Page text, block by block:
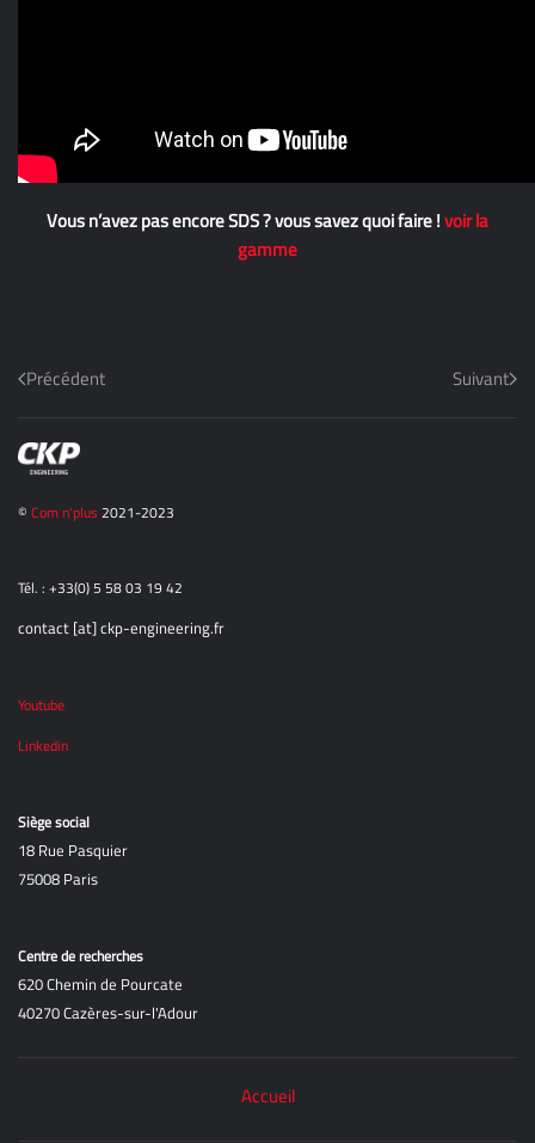
Vous n’avez pas encore SDS ? vous savez quoi faire !voir la
gamme
Précédent Suivant
© Com n'plus 2021-2023
Tél. : +33(0) 5 58 03 19 42
contact [at] ckp-engineering.fr
Youtube
Linkedin
Siège social
18 Rue Pasquier
75008 Paris
Centre de recherches
620 Chemin de Pourcate
40270 Cazères-sur-l'Adour
Accueil